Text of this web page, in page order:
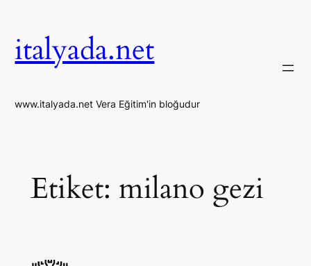
italyada.net
www.italyada.net Vera Eğitim'in bloğudur
Etiket: milano gezi